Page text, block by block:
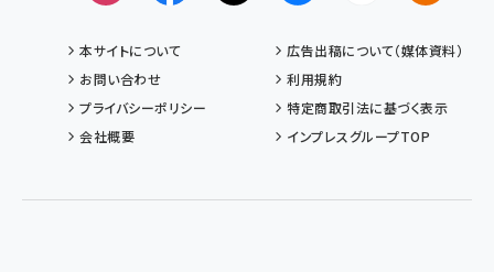
本サイトについて
広告出稿について（媒体資料）
お問い合わせ
利用規約
プライバシーポリシー
特定商取引法に基づく表示
会社概要
インプレスグループTOP